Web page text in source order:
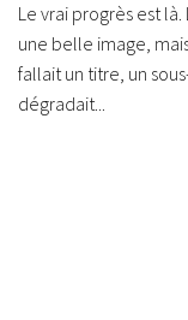
Le vrai progrès est
une belle image,
fallait un titre, un
dégradait...